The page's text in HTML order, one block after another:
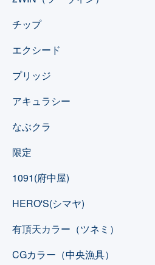
チップ
エクシード
プリッジ
アキュラシー
なぶクラ
限定
1091(府中屋)
HERO'S(シマヤ)
有頂天カラー（ツネミ）
CGカラー（中央漁具）